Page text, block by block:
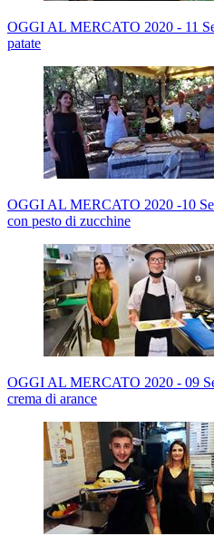
OGGI AL MERCATO 2020 - 11
patate
OGGI AL MERCATO 2020 -10
con pesto di zucchine
OGGI AL MERCATO 2020 - 09
crema di arance